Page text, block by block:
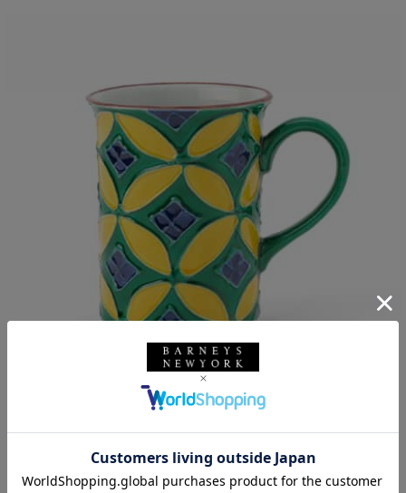
洸春陶苑＜コウシュントウエン＞ バーニーズ ニューヨーク限定 清水焼
青交趾七宝マグカップ